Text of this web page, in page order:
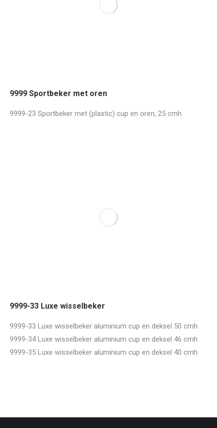
9999 Sportbeker met oren
9999-23 Sportbeker met (plastic) cup en oren, 25 cmh
9999-33 Luxe wisselbeker
9999-33 Luxe wisselbeker aluminium cup en deksel 50 cmh
9999-34 Luxe wisselbeker aluminium cup en deksel 46 cmh
9999-35 Luxe wisselbeker aluminium cup en deksel 40 cmh